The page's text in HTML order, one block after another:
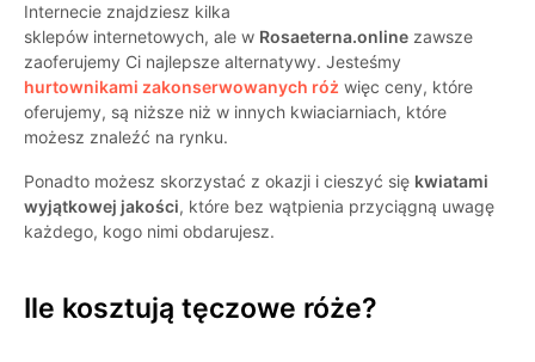
Internecie znajdziesz kilka
sklepów internetowych, ale w Rosaeterna.online zawsze
zaoferujemy Ci najlepsze alternatywy. Jesteśmy
hurtownikami zakonserwowanych róż więc ceny, które
oferujemy, są niższe niż w innych kwiaciarniach, które
możesz znaleźć na rynku.
Ponadto możesz skorzystać z okazji i cieszyć się kwiatami
wyjątkowej jakości, które bez wątpienia przyciągną uwagę
każdego, kogo nimi obdarujesz.
Ile kosztują tęczowe róże?